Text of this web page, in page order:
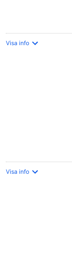
Visa info
Visa info